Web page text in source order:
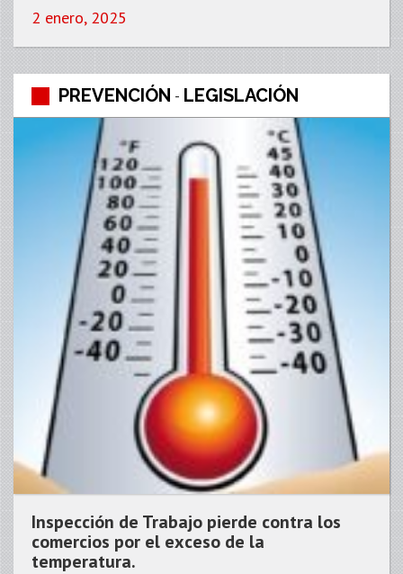
2 enero, 2025
PREVENCIÓN - LEGISLACIÓN
Inspección de Trabajo pierde contra los
comercios por el exceso de la
temperatura.